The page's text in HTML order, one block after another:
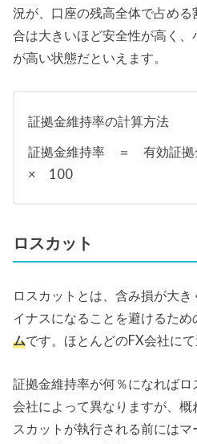
況が、口座の残高全体で占め
合は大きいほど安全性が高く、
が高い状態だといえます。
証拠金維持率の計算方法
証拠金維持率 ＝ 有効証
× 100
ロスカット
ロスカットとは、含み損が大
イナスになることを避けるため
ムです。ほとんどのFX会社にて
証拠金維持率が何％になれば
会社によって異なりますが、
スカットが執行される前には